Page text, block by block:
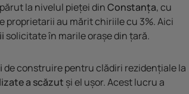
la nivelul pieței dinConstanța, cu
proprietarii au mărit chiriile cu 3%. Aici
solicitate în marile orașe din țară.
de construire pentru clădiri rezidențiale la
a scăzut și el ușor. Acest lucru a